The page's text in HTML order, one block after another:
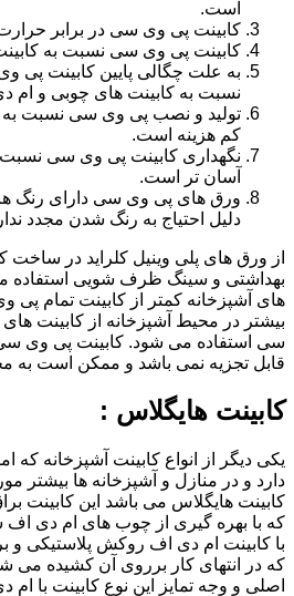
است.
کابینت پی وی سی در برابر
کابینت پی وی سی نسبت به
به علت چگالی پایین کابینت پی
نسبت به کابینت های چوبی و ام
تولید و نصب پی وی سی نسبت به
کم هزینه است.
نگهداری کابینت پی وی سی نسبت
آسان تر است.
ورق های پی وی سی دارای رنگ
دلیل احتیاج به رنگ شدن مجدد
از ورق های پلی وینیل کلراید در
بهداشتی و سینگ ظرف شویی استفاده
های آشپزخانه کمتر از کابینت تمام
بیشتر در محیط آشپزخانه از کابینت
سی استفاده می شود. کابینت پی وی سی
قابل تجزیه نمی باشد و ممکن است به
کابینت هایگلاس :
یکی دیگر از انواع کابینت آشپزخانه که
دارد و در منازل و آشپزخانه ها بیشتر
کابینت هایگلاس می باشد این کابینت
که با بهره گیری از چوب های ام دی اف
با کابینت ام دی اف روکش پلاستیکی
که در انتهای کار برروی آن کشیده
اصلی و وجه تمایز این نوع کابینت